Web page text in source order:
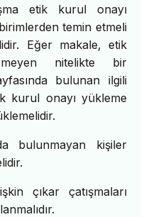
etik kurul onayı
temin etmeli
Eğer makale, etik
nitelikte bir
bulunan ilgili
kurul onayı yükleme
bulunmayan kişiler
çıkar çatışmaları